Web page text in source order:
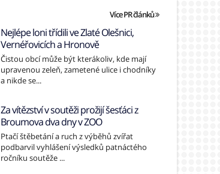
Více PR článků
Nejlépe loni třídili ve Zlaté Olešnici,
Vernéřovicích a Hronově
Čistou obcí může být kterákoliv, kde mají
upravenou zeleň, zametené ulice i chodníky
a nikde se...
Za vítězství v soutěži prožijí šesťáci z
Broumova dva dny v ZOO
Ptačí štěbetání a ruch z výběhů zvířat
podbarvil vyhlášení výsledků patnáctého
ročníku soutěže ...